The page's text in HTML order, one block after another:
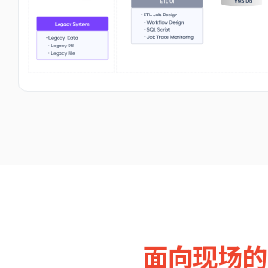
面向现场的